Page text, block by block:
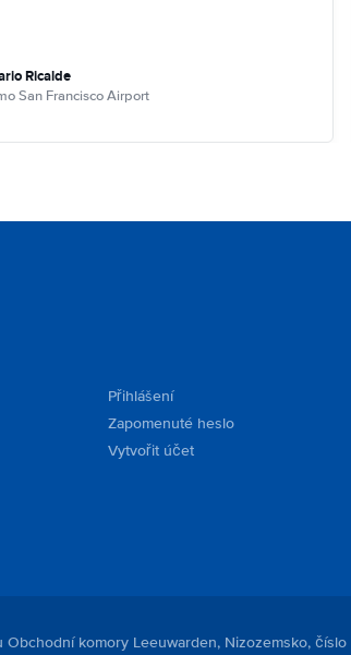
Ricalde
San Francisco Airport
Přihlášení
Zapomenuté heslo
Vytvořit účet
komory Leeuwarden, Nizozemsko, číslo